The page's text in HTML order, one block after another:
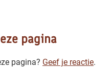
pagina
pagina? Geef je reactie.